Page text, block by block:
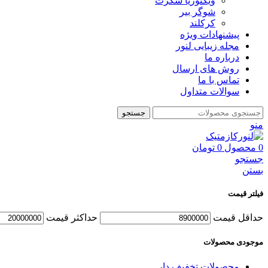
شوگر بير
کرکلند
پیشنهادات ویژه
مجله زیبایی لنور
درباره ما
روش های ارسال
تماس با ما
سوالات متداول
جستجو
منو
0 محصول 0 تومان
جستجو
بستن
فیلتر قیمت
حداقل قیمت حداكثر قيمت
موجودی محصولات